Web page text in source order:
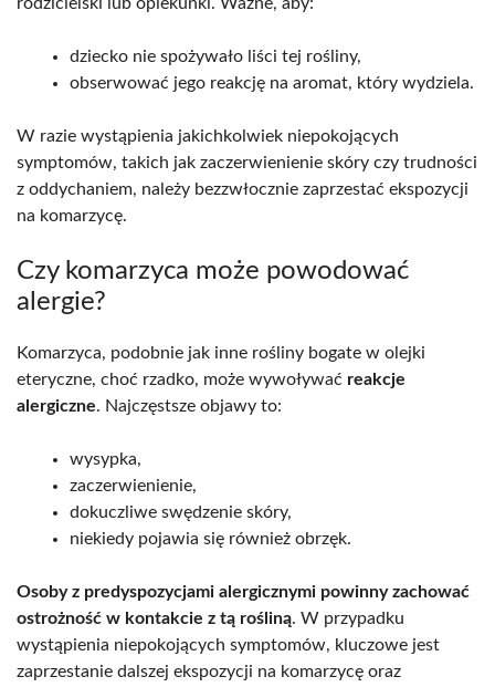
dziecko nie spożywało liści tej rośliny,
obserwować jego reakcję na aromat, który wydziela.
W razie wystąpienia jakichkolwiek niepokojących
symptomów, takich jak zaczerwienienie skóry czy trudności
z oddychaniem, należy bezzwłocznie zaprzestać ekspozycji
na komarzycę.
Czy komarzyca może powodować
alergie?
Komarzyca, podobnie jak inne rośliny bogate w olejki
eteryczne, choć rzadko, może wywoływać reakcje
alergiczne. Najczęstsze objawy to:
wysypka,
zaczerwienienie,
dokuczliwe swędzenie skóry,
niekiedy pojawia się również obrzęk.
Osoby z predyspozycjami alergicznymi powinny zachować
ostrożność w kontakcie z tą rośliną. W przypadku
wystąpienia niepokojących symptomów, kluczowe jest
zaprzestanie dalszej ekspozycji na komarzycę oraz